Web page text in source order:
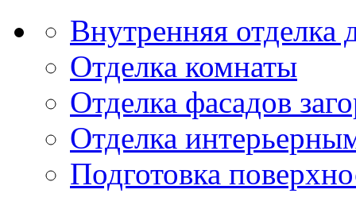
Внутренняя отделка
Отделка комнаты
Отделка фасадов
Отделка
Подготовка